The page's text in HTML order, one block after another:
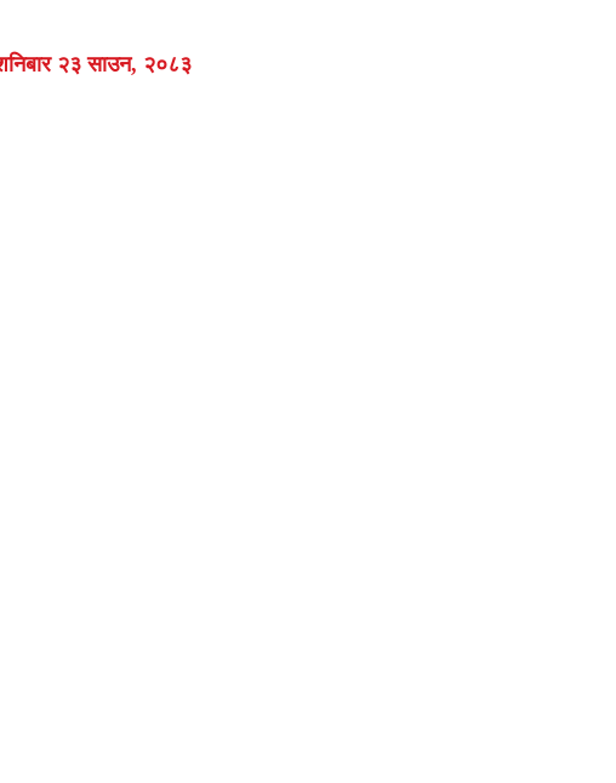
२३ साउन, २०८३